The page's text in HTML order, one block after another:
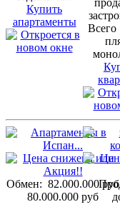
Купить
апартаменты
Всего
Обмен: 82.000.000 руб
80.000.000 руб